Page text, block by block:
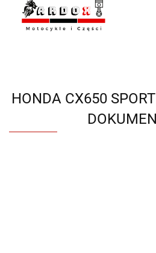
HONDA CX650